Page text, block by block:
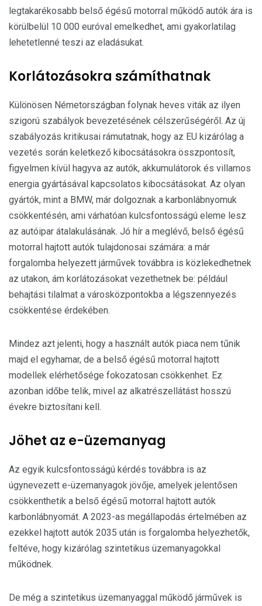
legtakarékosabb belső égésű motorral működő autók ára is
körülbelül 10 000 euróval emelkedhet, ami gyakorlatilag
lehetetlenné teszi az eladásukat.
Korlátozásokra számíthatnak
Különösen Németországban folynak heves viták az ilyen
szigorú szabályok bevezetésének célszerűségéről. Az új
szabályozás kritikusai rámutatnak, hogy az EU kizárólag a
vezetés során keletkező kibocsátásokra összpontosít,
figyelmen kívül hagyva az autók, akkumulátorok és villamos
energia gyártásával kapcsolatos kibocsátásokat. Az olyan
gyártók, mint a BMW, már dolgoznak a karbonlábnyomuk
csökkentésén, ami várhatóan kulcsfontosságú eleme lesz
az autóipar átalakulásának. Jó hír a meglévő, belső égésű
motorral hajtott autók tulajdonosai számára: a már
forgalomba helyezett járművek továbbra is közlekedhetnek
az utakon, ám korlátozásokat vezethetnek be: például
behajtási tilalmat a városközpontokba a légszennyezés
csökkentése érdekében.
Mindez azt jelenti, hogy a használt autók piaca nem tűnik
majd el egyhamar, de a belső égésű motorral hajtott
modellek elérhetősége fokozatosan csökkenhet. Ez
azonban időbe telik, mivel az alkatrészellátást hosszú
évekre biztosítani kell.
Jöhet az e-üzemanyag
Az egyik kulcsfontosságú kérdés továbbra is az
úgynevezett e-üzemanyagok jövője, amelyek jelentősen
csökkenthetik a belső égésű motorral hajtott autók
karbonlábnyomát. A 2023-as megállapodás értelmében az
ezekkel hajtott autók 2035 után is forgalomba helyezhetők,
feltéve, hogy kizárólag szintetikus üzemanyagokkal
működnek.
De még a szintetikus üzemanyaggal működő járművek is